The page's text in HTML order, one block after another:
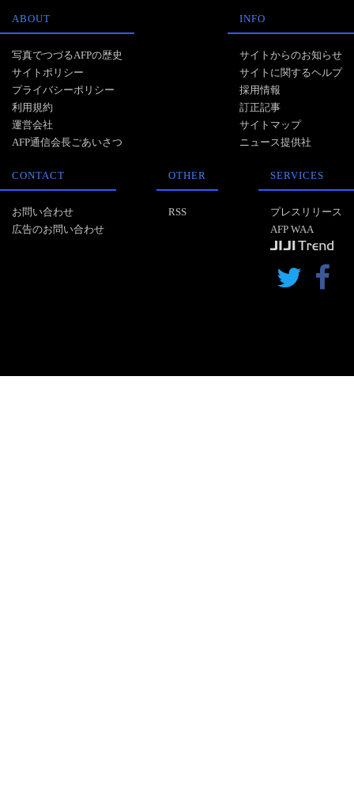
ABOUT
写真でつづるAFPの歴史
サイトポリシー
プライバシーポリシー
利用規約
運営会社
AFP通信会長ごあいさつ
INFO
サイトからのお知らせ
サイトに関するヘルプ
採用情報
訂正記事
サイトマップ
ニュース提供社
CONTACT
お問い合わせ
広告のお問い合わせ
OTHER
RSS
SERVICES
プレスリリース
AFP WAA